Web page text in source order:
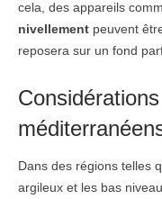
cela, des appareils
nivellement peuvent
reposera sur un fond
Dans des régions telles
argileux et les bas